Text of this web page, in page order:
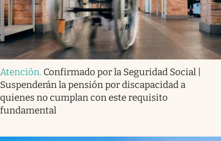
Atención. Confirmado por la Seguridad Social |
Suspenderán la pensión por discapacidad a
quienes no cumplan con este requisito
fundamental